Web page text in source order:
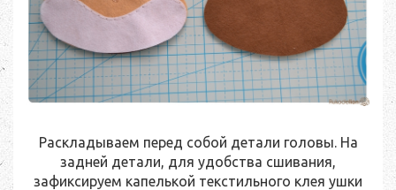
Раскладываем перед собой детали головы. На
задней детали, для удобства сшивания,
зафиксируем капелькой текстильного клея ушки